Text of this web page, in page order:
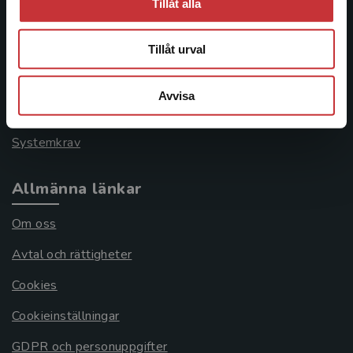
Tillåt alla
Tillåt urval
Avvisa
Kontakta kundservice
Frågor och svar
Köpvillkor
Systemkrav
Allmänna länkar
Om oss
Avtal och rättigheter
Cookies
Cookieinställningar
GDPR och personuppgifter